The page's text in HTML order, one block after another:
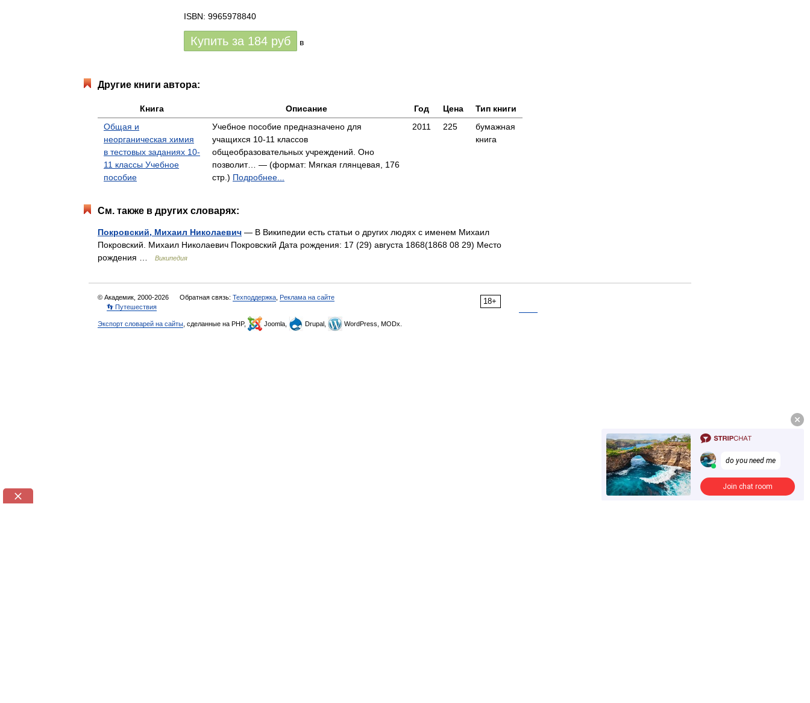
ISBN: 9965978840
Купить за 184 руб в
Другие книги автора:
Книга Описание Год Цена
Тип книги
Общая и
неорганическая химия
в тестовых заданиях 10-
11 классы Учебное
пособие
Учебное пособие предназначено для
учащихся 10-11 классов
общеобразовательных учреждений. Оно
позволит… — (формат: Мягкая глянцевая, 176
стр.) Подробнее...
2011 225
бумажная
книга
См. также в других словарях:
Покровский, Михаил Николаевич — В Википедии есть статьи о других людях с именем Михаил
Покровский. Михаил Николаевич Покровский Дата рождения: 17 (29) августа 1868(1868 08 29) Место
рождения …
Википедия
18+
© Академик, 2000-2026 Обратная связь: Техподдержка Реклама на сайте
👣 Путешествия
Экспорт словарей на сайты , сделанные на PHP, Joomla, Drupal, WordPress, MODx.